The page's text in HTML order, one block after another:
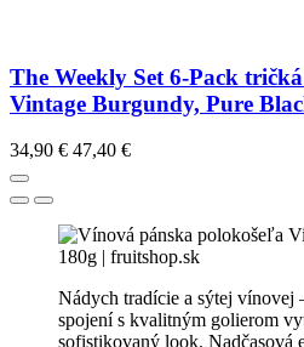
The Weekly Set 6-Pack
Vintage Burgundy, Pure
34,90 € 47,40 €
Nádych tradície a sýtej vínovej
spojení s kvalitným golierom
sofistikovaný look. Nadčasová